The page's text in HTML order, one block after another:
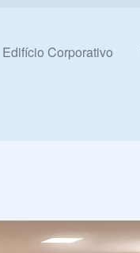
Edifício Corporativo